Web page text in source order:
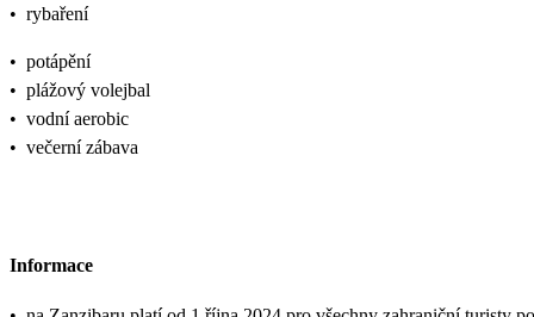
• rybaření
• potápění
• plážový volejbal
• vodní aerobic
• večerní zábava
Informace